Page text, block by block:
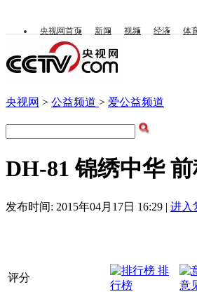
央视网首页 新闻 视频 经济 体
央视网 > 公益频道 > 爱公益频道
DH-81 锦绣中华
发布时间: 2015年04月17日 16:29 | 进入
评分
排
行榜
意